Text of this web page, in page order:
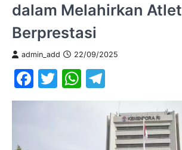
dalam Melahirkan Atlet
Berprestasi
admin_add 22/09/2025
Facebook
TwitterWhatsApp